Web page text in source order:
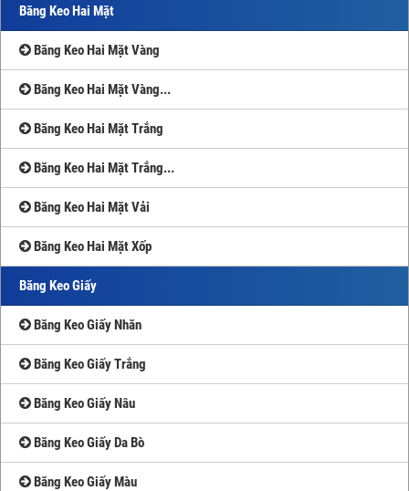
Băng Keo Hai Mặt
Băng Keo Hai Mặt Vàng
Băng Keo Hai Mặt Vàng...
Băng Keo Hai Mặt Trắng
Băng Keo Hai Mặt Trắng...
Băng Keo Hai Mặt Vải
Băng Keo Hai Mặt Xốp
Băng Keo Giấy
Băng Keo Giấy Nhăn
Băng Keo Giấy Trắng
Băng Keo Giấy Nâu
Băng Keo Giấy Da Bò
Băng Keo Giấy Màu